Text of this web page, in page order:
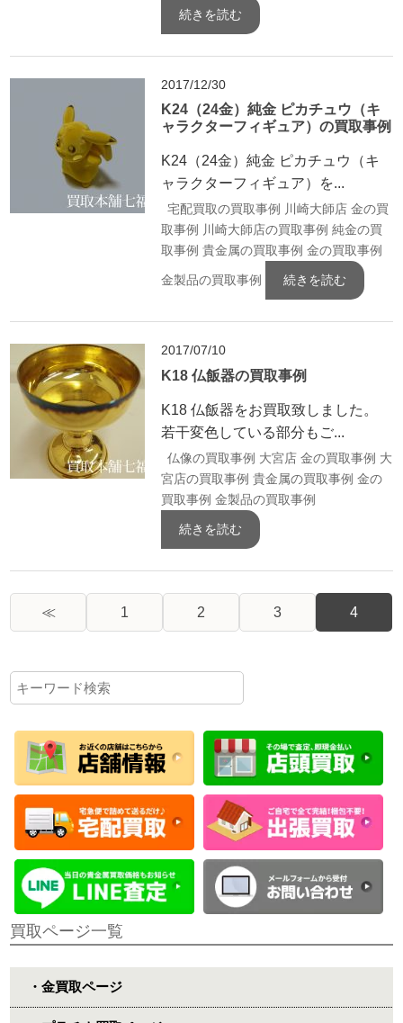
続きを読む
2017/12/30
K24（24金）純金 ピカチュウ（キ
ャラクターフィギュア）の買取事例
K24（24金）純金 ピカチュウ（キ
ャラクターフィギュア）を...
宅配買取の買取事例
川崎大師店 金の買
取事例
川崎大師店の買取事例 純金の買
取事例 貴金属の買取事例 金の買取事例
金製品の買取事例 続きを読む
2017/07/10
K18 仏飯器の買取事例
K18 仏飯器をお買取致しました。
若干変色している部分もご...
仏像の買取事例 大宮店 金の買取事例 大
宮店の買取事例 貴金属の買取事例 金の
買取事例 金製品の買取事例
続きを読む
≪ 1 2 3 4
買取ページ一覧
・金買取ページ